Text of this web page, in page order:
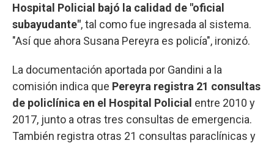
Hospital Policial bajó la calidad de "oficial
subayudante", tal como fue ingresada al sistema.
"Así que ahora Susana Pereyra es policía", ironizó.
La documentación aportada por Gandini a la
comisión indica que Pereyra registra 21 consultas
de policlínica en el Hospital Policial entre 2010 y
2017, junto a otras tres consultas de emergencia.
También registra otras 21 consultas paraclínicas y